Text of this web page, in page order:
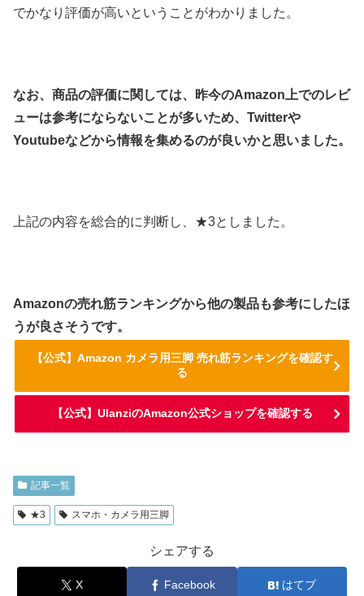
でかなり評価が高いということがわかりました。
なお、商品の評価に関しては、昨今のAmazon上でのレビ
ューは参考にならないことが多いため、Twitterや
Youtubeなどから情報を集めるのが良いかと思いました。
上記の内容を総合的に判断し、★3としました。
Amazonの売れ筋ランキングから他の製品も参考にしたほ
うが良さそうです。
【公式】Amazon カメラ用三脚 売れ筋ランキングを確認す
る
【公式】UlanziのAmazon公式ショップを確認する
記事一覧
★3 スマホ・カメラ用三脚
シェアする
X Facebook はてブ